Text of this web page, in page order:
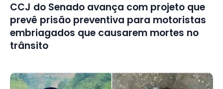
CCJ do Senado avança com projeto que
prevê prisão preventiva para motoristas
embriagados que causarem mortes no
trânsito